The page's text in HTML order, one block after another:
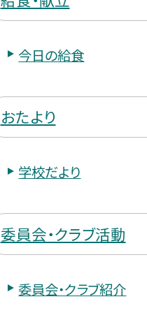
今日の給食
おたより
学校だより
委員会・クラブ活動
委員会・クラブ紹介